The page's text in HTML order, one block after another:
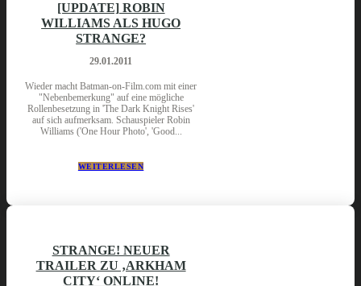
[UPDATE] ROBIN
WILLIAMS ALS HUGO
STRANGE?
29.01.2011
Wieder macht Batman-on-Film.com mit einer
"Nebenbemerkung" auf eine mögliche
Rollenbesetzung in 'The Dark Knight Rises'
auf sich aufmerksam. Schauspieler Robin
Williams ('One Hour Photo', 'Good...
WEITERLESEN
STRANGE! NEUER
TRAILER ZU ‚ARKHAM
CITY‘ ONLINE!